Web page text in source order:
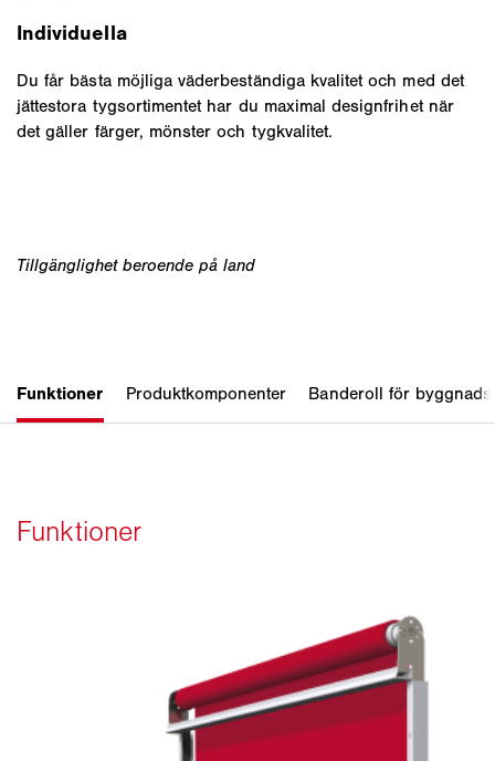
Individuella
Du får bästa möjliga väderbeständiga kvalitet och med det
jättestora tygsortimentet har du maximal designfrihet när
det gäller färger, mönster och tygkvalitet.